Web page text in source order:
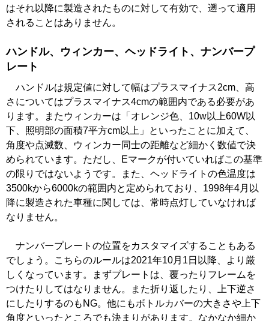
はそれ以降に製造されたものに対して有効で、遡って適用
されることはありません。
ハンドル、ウィンカー、ヘッドライト、ナンバープ
レート
ハンドルは規定値に対して幅はプラスマイナス2cm、高
さについてはプラスマイナス4cmの範囲内である必要があ
ります。またウィンカーは「オレンジ色、10w以上60W以
下、照明部の面積7平方cm以上」といったことに加えて、
角度や点滅数、ウィンカー同士の距離など細かく数値で決
められています。ただし、Eマークが付いていればこの基準
の限りではないようです。また、ヘッドライトの色温度は
3500kから6000kの範囲内と定められており、1998年4月以
降に製造された車種に関しては、常時点灯していなければ
なりません。
ナンバープレートの位置をカスタマイズすることもある
でしょう。こちらのルールは2021年10月1日以降、より厳
しくなっています。まずプレートは、覆ったりフレームを
つけたりしてはなりません。また折り返したり、上下逆さ
にしたりするのもNG。他にもボトルカバーの大きさや上下
角度といったところでも決まりがあります。なかなか細か